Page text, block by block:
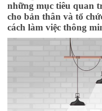
những mục tiêu quan
cho bản thân và tổ
cách làm việc thông